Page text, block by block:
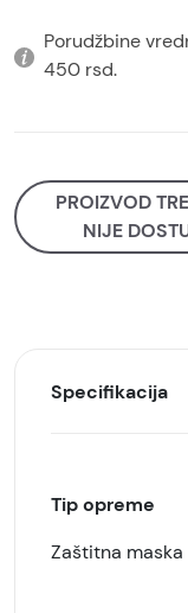
Porudžbine
450 rsd.
PROIZVOD
NIJE
Specifikacija
Tip opreme
Zaštitna maska